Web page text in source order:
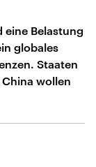
eine Belastung
globales
Staaten
wollen